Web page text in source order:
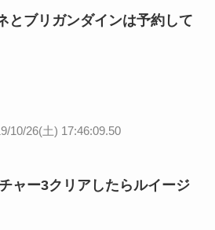
とブリガンダインは予約して
10/26(土) 17:46:09.50
ャー3クリアしたらルイージ